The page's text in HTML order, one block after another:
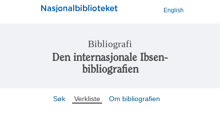
English
Bibliografi
Den internasjonale Ibsen-
bibliografien
Søk Verkliste Om bibliografien